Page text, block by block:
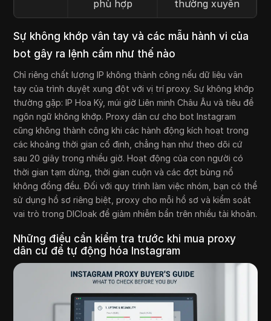
phù hợp thường xuyên
Sự không khớp vân tay và các mẫu hành vi của
bot gây ra lệnh cấm như thế nào
Chỉ riêng chất lượng IP không thành công nếu dữ liệu vân
tay của trình duyệt xung đột với vị trí proxy. Sự không khớp
thường gặp: IP Hoa Kỳ, múi giờ Liên minh Châu Âu và tiêu đề
ngôn ngữ không khớp. Proxy dân cư cho bot Instagram
cũng không thành công khi các hành động kích hoạt trong
các khoảng thời gian cố định, chẳng hạn như theo dõi cứ
sau 20 giây trong nhiều giờ. Hoạt động của con người có
thời gian tạm dừng, thời gian cuộn và các đợt bùng nổ
không đồng đều. Đối với quy trình làm việc nhóm, bạn có thể
sử dụng hồ sơ riêng biệt, proxy cho mỗi hồ sơ và kiểm soát
vai trò trong DICloak để giảm nhiễm bẩn trên nhiều tài khoản.
Những điều cần kiểm tra trước khi mua proxy
dân cư để tự động hóa Instagram